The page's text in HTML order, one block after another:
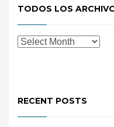
TODOS LOS
RECENT POSTS